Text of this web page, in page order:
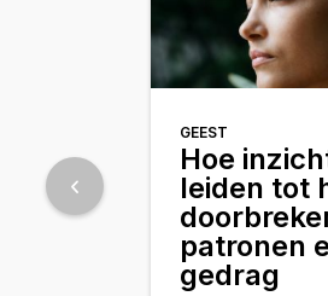
GEEST
Hoe
leiden tot
patronen
gedrag